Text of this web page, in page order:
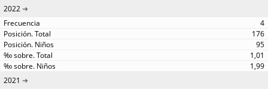
2022
4
176
95
1,01
1,99
2021